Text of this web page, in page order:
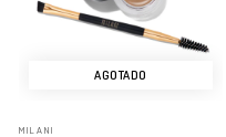
AGOTADO
MILANI